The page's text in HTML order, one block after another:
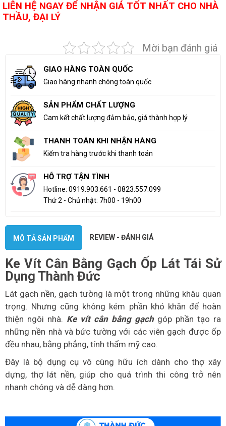
LIÊN HỆ NGAY ĐỂ NHẬN GIÁ TỐT NHẤT CHO NHÀ
THẦU, ĐẠI LÝ
Mời bạn đánh giá
GIAO HÀNG TOÀN QUỐC
Giao hàng nhanh chóng toàn quốc
SẢN PHẨM CHẤT LƯỢNG
Cam kết chất lượng đảm bảo, giá thành hợp lý
THANH TOÁN KHI NHẬN HÀNG
Kiểm tra hàng trước khi thanh toán
HỖ TRỢ TẬN TÌNH
Hotline: 0919.903.661 - 0823.557.099
Thứ 2 - Chủ nhật: 7h00 - 19h00
MÔ TẢ SẢN PHẨM REVIEW - ĐÁNH GIÁ
Ke Vít Cân Bằng Gạch Ốp Lát Tái Sử
Dụng Thành Đức
Lát gạch nền, gạch tường là một trong những khâu quan
trọng. Nhưng cũng không kém phần khó khăn để hoàn
thiện ngôi nhà. Ke vít cân bằng gạchgóp phần tạo ra
những nền nhà và bức tường với các viên gạch được ốp
đều nhau, bằng phẳng, tính thẩm mỹ cao.
Đây là bộ dụng cụ vô cùng hữu ích dành cho thợ xây
dựng, thợ lát nền, giúp cho quá trình thi công trở nên
nhanh chóng và dễ dàng hơn.